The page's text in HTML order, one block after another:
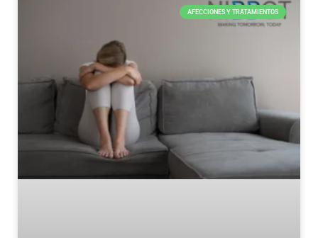
AFECCIONES Y TRATAMIENTOS